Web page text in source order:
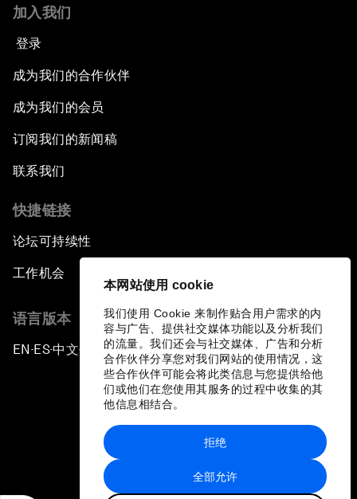
本网站使用 cookie
我们使用 Cookie 来制作贴合用户需求的内
容与广告、提供社交媒体功能以及分析我们
的流量。我们还会与社交媒体、广告和分析
合作伙伴分享您对我们网站的使用情况，这
些合作伙伴可能会将此类信息与您提供给他
们或他们在您使用其服务的过程中收集的其
他信息相结合。
全部允许
拒绝
加入我们
登录
成为我们的合作伙伴
成为我们的会员
订阅我们的新闻稿
联系我们
快捷链接
论坛可持续性
工作机会
语言版本
EN ▪ES▪中文▪ 日本語
站点地图